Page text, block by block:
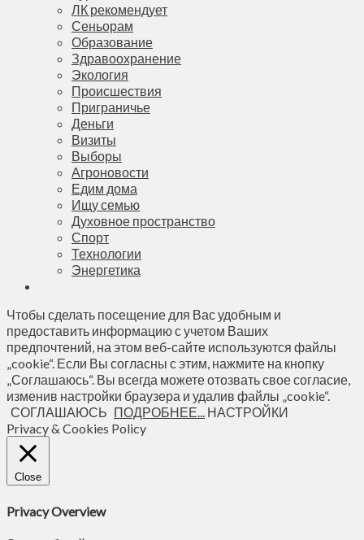
ЛК рекомендует
Сеньорам
Образование
Здравоохранение
Экология
Происшествия
Приграничье
Деньги
Визиты
Выборы
Агроновости
Едим дома
Ищу семью
Духовное пространство
Спорт
Технологии
Энергетика
Чтобы сделать посещение для Вас удобным и
предоставить информацию с учетом Ваших
предпочтений, на этом веб-сайте используются файлы
„cookie“. Если Вы согласны с этим, нажмите на кнопку
„Соглашаюсь“. Вы всегда можете отозвать свое согласие,
изменив настройки браузера и удалив файлы „cookie“.
СОГЛАШАЮСЬ ПОДРОБНЕЕ... НАСТРОЙКИ
Privacy & Cookies Policy
Close
Privacy Overview